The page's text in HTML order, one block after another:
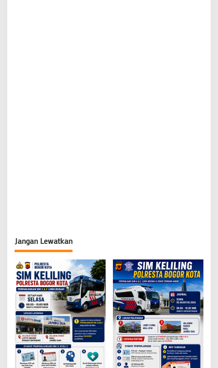
Jangan Lewatkan